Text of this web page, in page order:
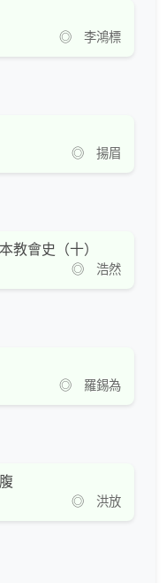
◎ 李鴻標
◎ 揚眉
教會史（十）
◎ 浩然
◎ 羅錫為
◎ 洪放